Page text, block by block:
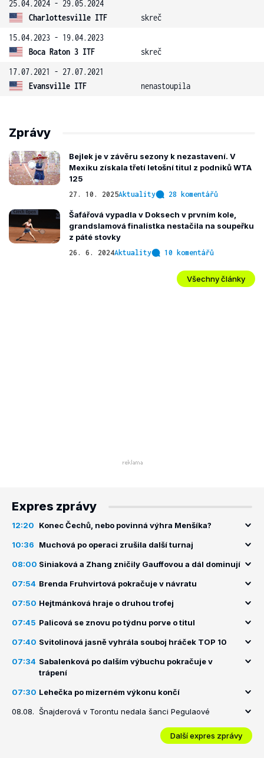
25.04.2024 - 29.05.2024
Charlottesville ITF
skreč
15.04.2023 - 19.04.2023
Boca Raton 3 ITF
skreč
17.07.2021 - 27.07.2021
Evansville ITF
nenastoupila
Zprávy
Bejlek je v závěru sezony k nezastavení. V
Mexiku získala třetí letošní titul z podniků WTA
125
27. 10. 2025Aktuality 28 komentářů
Šafářová vypadla v Doksech v prvním kole,
grandslamová finalistka nestačila na soupeřku
z páté stovky
26. 6. 2024Aktuality 10 komentářů
Všechny články
Expres zprávy
12:20 Konec Čechů, nebo povinná výhra Menšíka?
10:36 Muchová po operaci zrušila další turnaj
08:00 Siniaková a Zhang zničily Gauffovou a dál dominují
07:54 Brenda Fruhvirtová pokračuje v návratu
07:50 Hejtmánková hraje o druhou trofej
07:45 Palicová se znovu po týdnu porve o titul
07:40 Svitolinová jasně vyhrála souboj hráček TOP 10
07:34 Sabalenková po dalším výbuchu pokračuje v
trápení
07:30 Lehečka po mizerném výkonu končí
08.08. Šnajderová v Torontu nedala šanci Pegulaové
Další expres zprávy